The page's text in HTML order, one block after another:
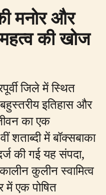
मनोर और
की खोज
जिले में स्थित
इतिहास और
का एक
में बॉक्सबाका
की गई यह संपदा,
कुलीन स्वामित्व
एक पोषित